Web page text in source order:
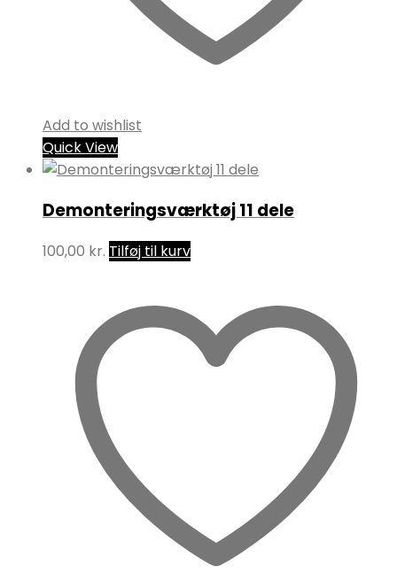
Add to wishlist
Quick View
Demonteringsværktøj 11 dele
100,00 kr. Tilføj til kurv